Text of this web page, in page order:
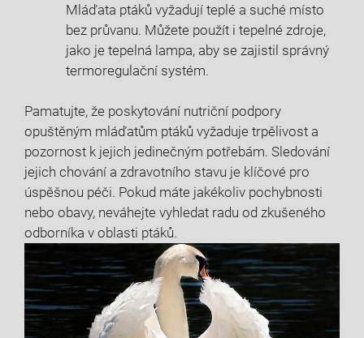
Mláďata ptáků vyžadují teplé a suché místo
bez průvanu. Můžete použít i tepelné zdroje,
jako je tepelná lampa, aby se zajistil správný
termoregulační systém.
Pamatujte, že poskytování nutriční podpory
opuštěným mláďatům ptáků vyžaduje trpělivost a
pozornost k jejich jedinečným potřebám. Sledování
jejich chování a zdravotního stavu je klíčové pro
úspěšnou péči. Pokud máte jakékoliv pochybnosti
nebo obavy, neváhejte vyhledat radu od zkušeného
odborníka v oblasti ptáků.